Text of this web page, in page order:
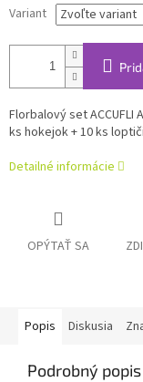
Variant
Florbalový set ACCUFLI
ks hokejok + 10 ks
Detailné informácie
OPÝTAŤ SA
Popis Diskusia
Podrobný popis